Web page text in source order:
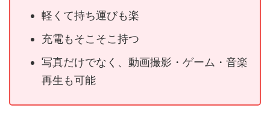
軽くて持ち運びも楽
充電もそこそこ持つ
写真だけでなく、動画撮影・ゲーム・音楽
再生も可能